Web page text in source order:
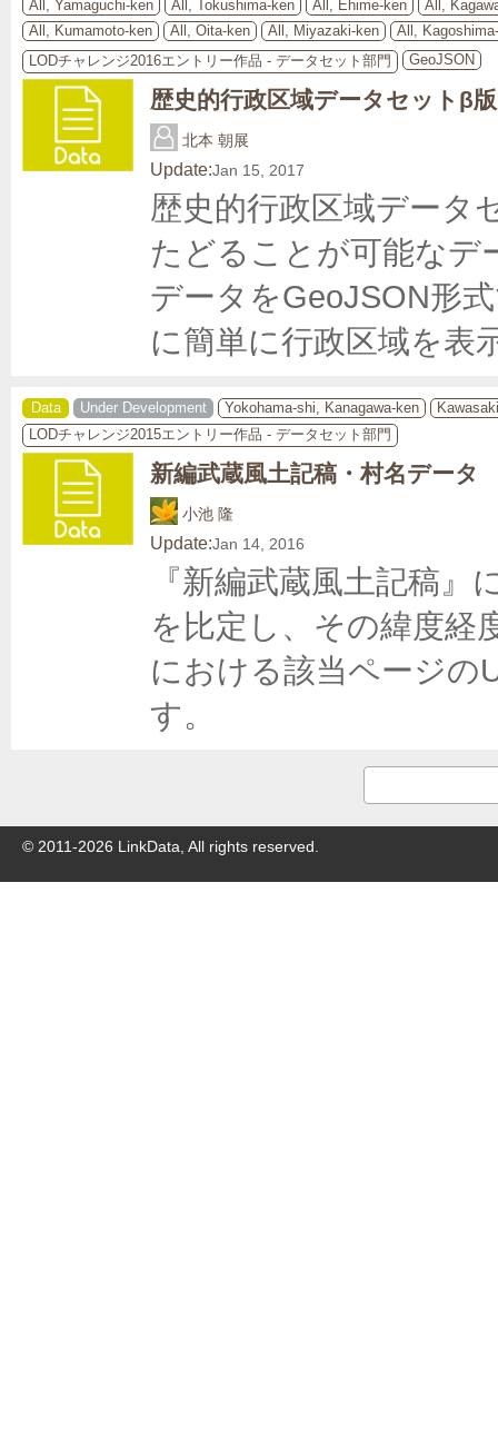
All, Yamaguchi-ken All, Tokushima-ken All, Ehime-ken
All,
All, Kumamoto-ken
All, Oita-ken All, Miyazaki-ken
All,
LODチャレンジ2016エントリー作品 - データセット部門
GeoJSON
歴史的行政区域データセットβ版
北本 朝展
Update:Jan 15, 2017
歴史的行政区域データ
たどることが可能なデ
データをGeoJSON形
に簡単に行政区域を表
Data Under Development Yokohama-shi, Kanagawa-ken
LODチャレンジ2015エントリー作品 - データセット部門
新編武蔵風土記稿・村名データ
小池 隆
Update:Jan 14, 2016
『新編武蔵風土記稿
を比定し、その緯度経
における該当ページの
す。
© 2011-2026 LinkData, All rights reserved.